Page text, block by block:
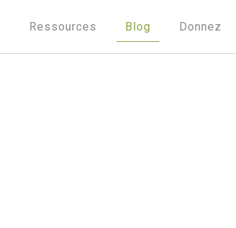
Ressources Blog Donnez